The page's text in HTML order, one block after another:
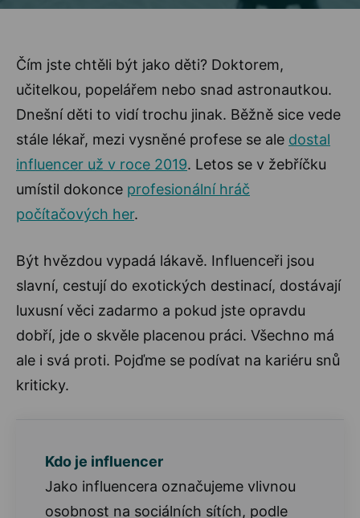
Čím jste chtěli být jako děti? Doktorem,
učitelkou, popelářem nebo snad astronautkou.
Dnešní děti to vidí trochu jinak. Běžně sice vede
stále lékař, mezi vysněné profese se ale dostal
influencer už v roce 2019. Letos se v žebříčku
umístil dokonce profesionální hráč
počítačových her.
Být hvězdou vypadá lákavě. Influenceři jsou
slavní, cestují do exotických destinací, dostávají
luxusní věci zadarmo a pokud jste opravdu
dobří, jde o skvěle placenou práci. Všechno má
ale i svá proti. Pojďme se podívat na kariéru snů
kriticky.
Kdo je influencer
Jako influencera označujeme vlivnou
osobnost na sociálních sítích, podle